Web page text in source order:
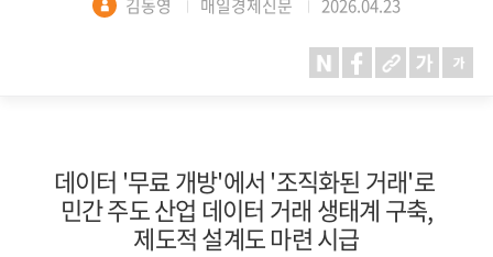
김동영 매일경제신문 2026.04.23
데이터 '무료 개방'에서 '조직화된 거래'로
민간 주도 산업 데이터 거래 생태계 구축,
제도적 설계도 마련 시급